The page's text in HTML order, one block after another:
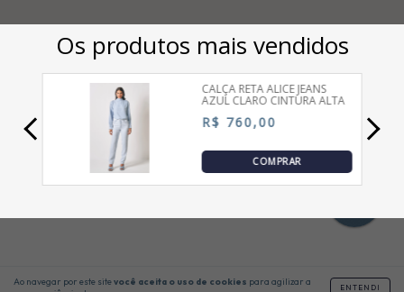
Ao navegar por este sitevocê aceita o uso de cookies para agilizar a
ENTENDI